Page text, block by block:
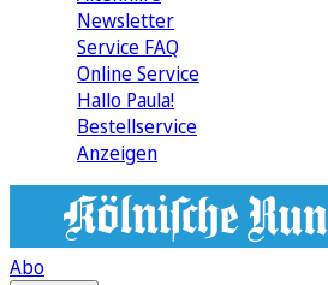
Newsletter
Service FAQ
Online Service
Hallo Paula!
Bestellservice
Anzeigen
Abo